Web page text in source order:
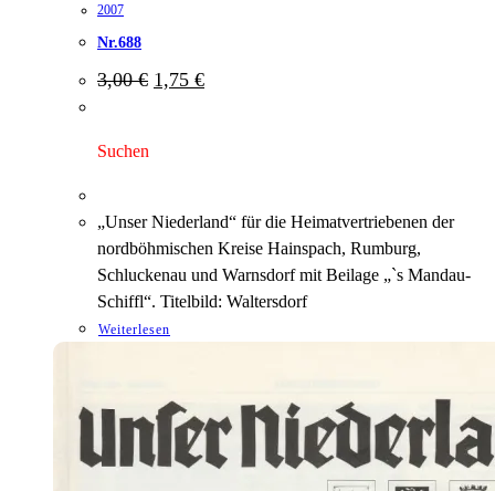
2007
Nr.688
3,00€ Ursprünglicher
Preis
1,75 €Aktueller
Suchen
„Unser Niederland“ für die Heimatvertriebenen der
nordböhmischen Kreise Hainspach, Rumburg,
Schluckenau und Warnsdorf mit Beilage „`s Mandau-
Schiffl“. Titelbild: Waltersdorf
Weiterlesen